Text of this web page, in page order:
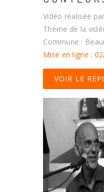
Vidéo réalisée
Thème de la
Commune :
Mise en ligne :
VOIR LE